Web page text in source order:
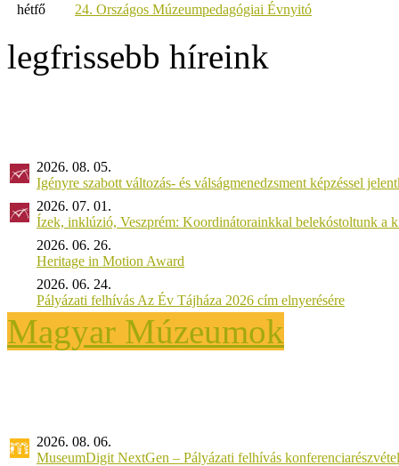
hétfő
24. Országos Múzeumpedagógiai Évnyitó
legfrissebb híreink
2026. 08. 05.
Igényre szabott változás- és válságmenedzsment képzéssel
2026. 07. 01.
Ízek, inklúzió, Veszprém: Koordinátorainkkal belekóstoltunk a
2026. 06. 26.
Heritage in Motion Award
2026. 06. 24.
Pályázati felhívás Az Év Tájháza 2026 cím elnyerésére
Magyar Múzeumok
2026. 08. 06.
MuseumDigit NextGen – Pályázati felhívás